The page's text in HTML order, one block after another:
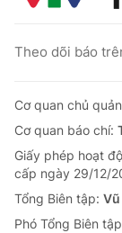
Theo dõi báo
Cơ quan chủ
Cơ quan báo chí:
Giấy phép hoạt
cấp ngày 29/12/
Tổng Biên tập:
Phó Tổng Biên